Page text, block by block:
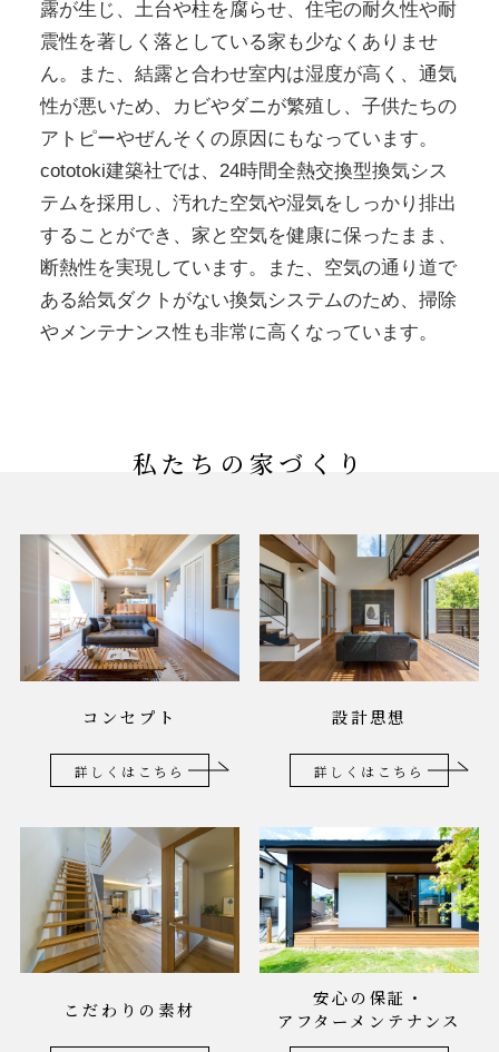
露が生じ、土台や柱を腐らせ、住宅の耐久性や耐
震性を著しく落としている家も少なくありませ
ん。また、結露と合わせ室内は湿度が高く、通気
性が悪いため、カビやダニが繁殖し、子供たちの
アトピーやぜんそくの原因にもなっています。
cototoki建築社では、24時間全熱交換型換気シス
テムを採用し、汚れた空気や湿気をしっかり排出
することができ、家と空気を健康に保ったまま、
断熱性を実現しています。また、空気の通り道で
ある給気ダクトがない換気システムのため、掃除
やメンテナンス性も非常に高くなっています。
私たちの家づくり
コンセプト
詳しくはこちら
設計思想
詳しくはこちら
こだわりの素材
安心の保証・
アフターメンテナンス